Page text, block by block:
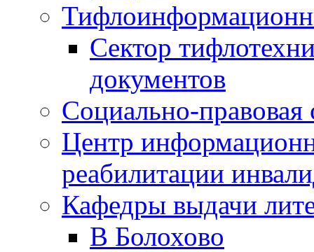
Сектор
документов
Социально-правовая
Центр
реабилитации
Кафедры выдачи
В Болохово